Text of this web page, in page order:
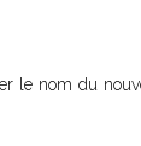
le nom du